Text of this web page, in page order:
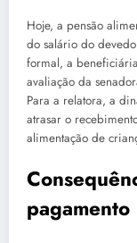
Hoje, a pensão
do salário do
formal, a
avaliação da
Para a relatora, a
atrasar o
alimentação de
pagamento